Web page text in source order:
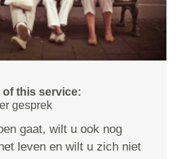
this service:
gesprek
gaat, wilt u ook nog
leven en wilt u zich niet